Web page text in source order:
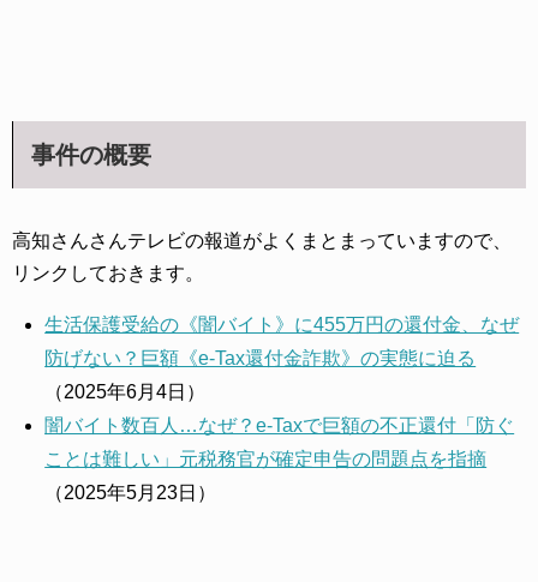
事件の概要
高知さんさんテレビの報道がよくまとまっていますので、
リンクしておきます。
生活保護受給の《闇バイト》に455万円の還付金、なぜ
防げない？巨額《e-Tax還付金詐欺》の実態に迫る
（2025年6月4日）
闇バイト数百人…なぜ？e-Taxで巨額の不正還付「防ぐ
ことは難しい」元税務官が確定申告の問題点を指摘
（2025年5月23日）